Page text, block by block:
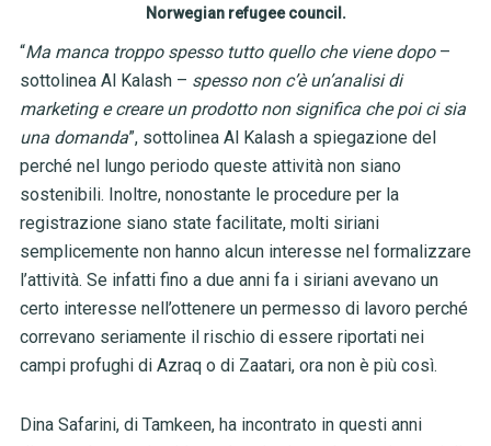
Norwegian refugee council.
“Ma manca troppo spesso tutto quello che viene dopo–
sottolinea Al Kalash – spesso non c’è un’analisi di
marketing e creare un prodotto non significa che poi ci sia
una domanda”, sottolinea Al Kalash a spiegazione del
perché nel lungo periodo queste attività non siano
sostenibili. Inoltre, nonostante le procedure per la
registrazione siano state facilitate, molti siriani
semplicemente non hanno alcun interesse nel formalizzare
l’attività. Se infatti fino a due anni fa i siriani avevano un
certo interesse nell’ottenere un permesso di lavoro perché
correvano seriamente il rischio di essere riportati nei
campi profughi di Azraq o di Zaatari, ora non è più così.
Dina Safarini, di Tamkeen, ha incontrato in questi anni